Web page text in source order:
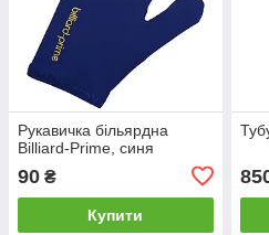
Рукавичка більярдна
Billiard-Prime, синя
90 ₴
Купити